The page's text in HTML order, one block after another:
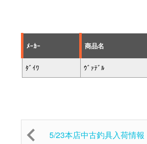
ﾒｰｶｰ 商品名
ﾀﾞｲﾜ ｳﾞｧﾃﾞﾙ
5/23本店中古釣具入荷情報